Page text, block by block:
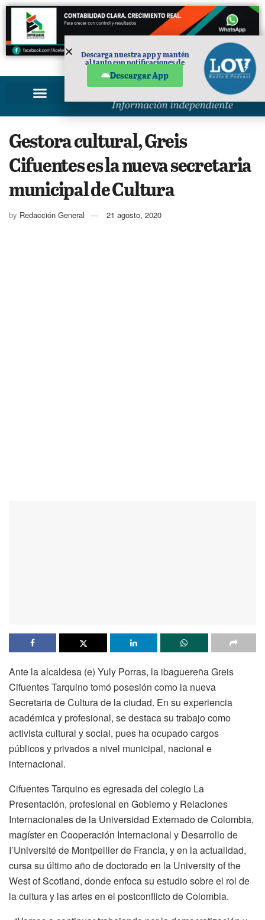
PUBLICIDAD
Gestora cultural, Greis
Cifuentes es la nueva secretaria
municipal de Cultura
by Redacción General 21 agosto, 2020
Ante la alcaldesa (e) Yuly Porras, la ibaguereña Greis
Cifuentes Tarquino tomó posesión como la nueva
Secretaria de Cultura de la ciudad. En su experiencia
académica y profesional, se destaca su trabajo como
activista cultural y social, pues ha ocupado cargos
públicos y privados a nivel municipal, nacional e
internacional.
Cifuentes Tarquino es egresada del colegio La
Presentación, profesional en Gobierno y Relaciones
Internacionales de la Universidad Externado de Colombia,
magíster en Cooperación Internacional y Desarrollo de
I’Université de Montpellier de Francia, y en la actualidad,
cursa su último año de doctorado en la University of the
West of Scotland, donde enfoca su estudio sobre el rol de
la cultura y las artes en el postconflicto de Colombia.
Descarga nuestra app y mantén
al tanto con notificaciones de
Descargar App